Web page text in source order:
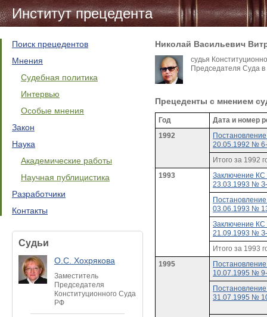
Институт прецедента
Поиск прецедентов
Мнения
Судебная политика
Интервью
Особые мнения
Закон
Наука
Академические работы
Научная публицистика
Разработчики
Контакты
Судьи
О.С. Хохрякова
Заместитель
Председателя
Конституционного Суда
РФ
Николай Васильевич
судья
Председателя Суда в
Прецеденты c мнением
Год
Дата и номер
1992
20.05.1992 №
Итого за 1992
1993
Заключение
23.03.1993 №
03.06.1993 №
Заключение
21.09.1993 №
Итого за 1993
1995
10.07.1995 №
31.07.1995 №